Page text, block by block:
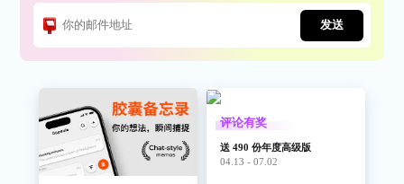
发送
评论有奖
送 490 份年度高级版
04.13 - 07.02